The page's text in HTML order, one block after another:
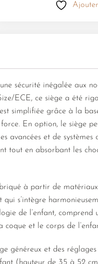
sécurité inégalée aux
ECE, ce siège a été
simplifiée grâce à la
En option, le siège
avancées et de systèmes
tout en absorbant les
à partir de
s’intègre
de l’enfant, comprend
et le corps de
généreux et des